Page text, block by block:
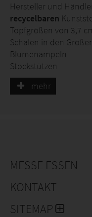
Hersteller und
recycelbaren
Topfgrößen von 3,7
Schalen in den
Blumenampeln
Stockstützen
Zubehör für die
Wickelstütze,
mehr
MESSE ESSEN
KONTAKT
SITEMAP